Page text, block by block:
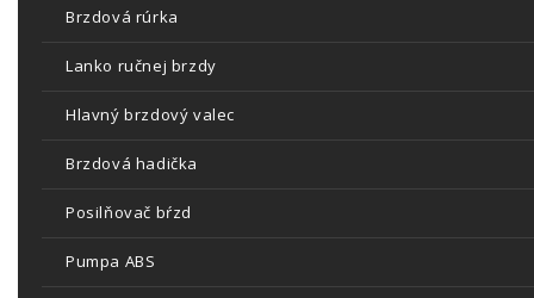
Brzdová rúrka
Lanko ručnej brzdy
Hlavný brzdový valec
Brzdová hadička
Posilňovač bŕzd
Pumpa ABS